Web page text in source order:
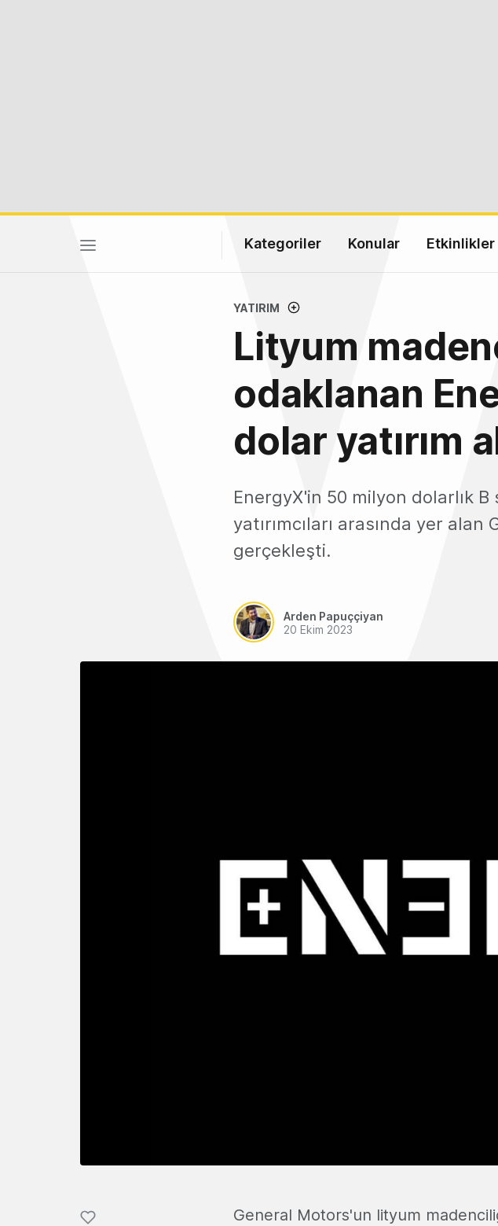
Kategoriler Konular Etkinlikler
YATIRIM
Lityum
odaklanan
dolar yatırım
EnergyX'in 50 milyon dolarlık
yatırımcıları arasında yer
gerçekleşti.
Arden Papuççiyan
20 Ekim 2023
General Motors'un lityum